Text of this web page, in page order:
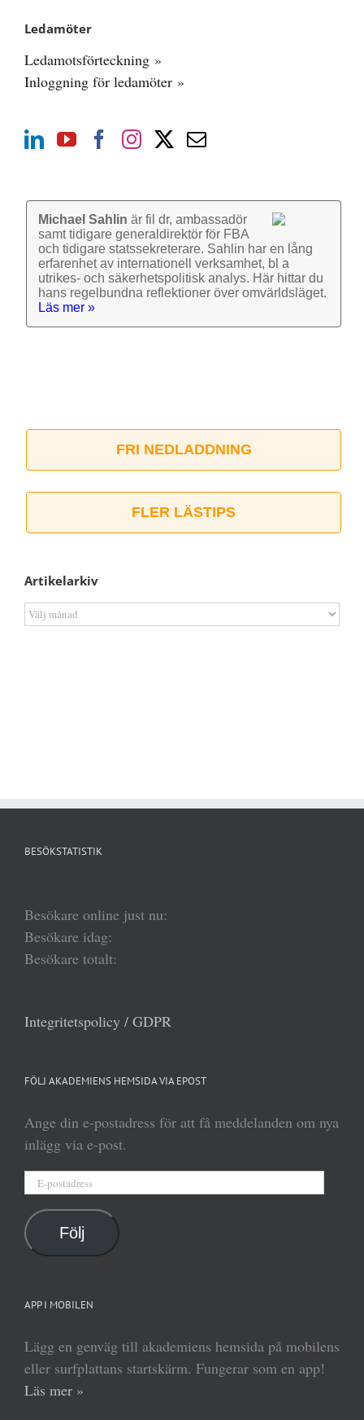
Ledamöter
Ledamotsförteckning »
Inloggning för ledamöter »
Michael Sahlin är fil dr, ambassadör
samt tidigare general­direktör för FBA
och tidigare stats­sekre­terare. Sahlin har en lång
erfarenhet av inter­nationell verk­samhet, bl a
utrikes- och säkerhets­politisk analys. Här hittar du
hans regel­bundna reflek­tioner över omvärlds­läget.
Läs mer »
FRI NEDLADDNING
FLER LÄSTIPS
Artikelarkiv
Artikelarkiv
BESÖKSTATISTIK
Besökare online just nu:
Besökare idag:
Besökare totalt:
Integritetspolicy / GDPR
FÖLJ AKADEMIENS HEMSIDA VIA EPOST
Ange din e-postadress för att få meddelanden om nya
inlägg via e-post.
Följ
APP I MOBILEN
Lägg en genväg till akademiens hemsida på mobilens
eller surfplattans startskärm. Fungerar som en app!
Läs mer »